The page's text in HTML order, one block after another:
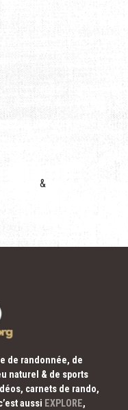
&
de randonnée, de
naturel & de sports
carnets de rando,
aussi EXPLORE,